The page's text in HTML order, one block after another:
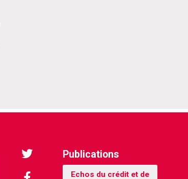
Publications
Echos du crédit et de